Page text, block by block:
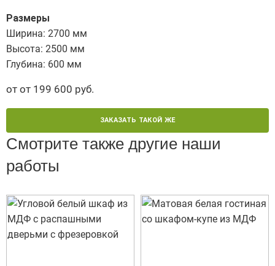
Размеры
Ширина: 2700 мм
Высота: 2500 мм
Глубина: 600 мм
от от 199 600 руб.
ЗАКАЗАТЬ ТАКОЙ ЖЕ
Смотрите также другие наши
работы